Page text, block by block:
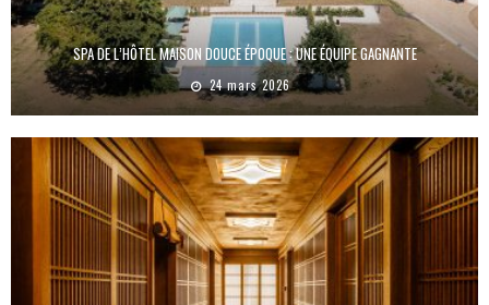
SPA DE L’HÔTEL MAISON DOUCE ÉPOQUE : UNE ÉQUIPE GAGNANTE
24 mars 2026